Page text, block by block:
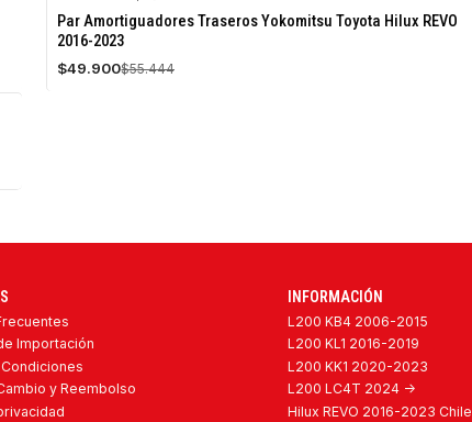
-10%
OFF
Par Amortiguadores Traseros Yokomitsu Toyota Hilux REVO
2016-2023
$49.900$55.444
Importación
y Reembolso
INFORMACIÓN
L200 KB4 2006-2015
L200 KL1 2016-2019
L200 KK1 2020-2023
L200 LC4T 2024 ->
Hilux REVO 2016-2023 Chile